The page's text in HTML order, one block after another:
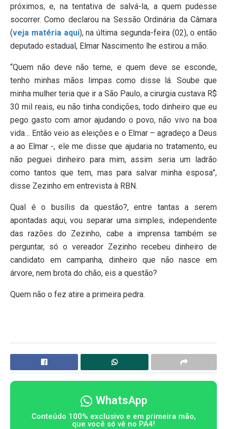
próximos, e, na tentativa de salvá-la, a quem pudesse
socorrer. Como declarou na Sessão Ordinária da Câmara
(veja matéria aqui), na última segunda-feira (02), o então
deputado estadual, Elmar Nascimento lhe estirou a mão.
“Quem não deve não teme, e quem deve se esconde,
tenho minhas mãos limpas como disse lá. Soube que
minha mulher teria que ir a São Paulo, a cirurgia custava R$
30 mil reais, eu não tinha condições, todo dinheiro que eu
pego gasto com amor ajudando o povo, não vivo na boa
vida… Então veio as eleições e o Elmar – agradeço a Deus
a ao Elmar -, ele me disse que ajudaria no tratamento, eu
não peguei dinheiro para mim, assim seria um ladrão
como tantos que tem, mas para salvar minha esposa”,
disse Zezinho em entrevista à RBN.
Qual é o busílis da questão?, entre tantas a serem
apontadas aqui, vou separar uma simples, independente
das razões do Zezinho, cabe a imprensa também se
perguntar, só o vereador Zezinho recebeu dinheiro de
candidato em campanha, dinheiro que não nasce em
árvore, nem brota do chão, eis a questão?
Quem não o fez atire a primeira pedra.
WhatsApp
Conteúdo 100% exclusivo e em primeira mão,
que você só vê no PA4!